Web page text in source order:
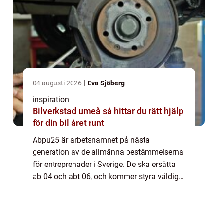
04 augusti 2026 Eva Sjöberg
inspiration
Bilverkstad umeå så hittar du rätt hjälp
för din bil året runt
Abpu25 är arbetsnamnet på nästa
generation av de allmänna bestämmelserna
för entreprenader i Sverige. De ska ersätta
ab 04 och abt 06, och kommer styra väldigt